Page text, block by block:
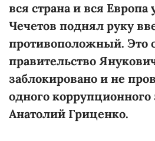
вся страна и вся Европа
Чечетов поднял руку
противоположный. Это
правительство
заблокировано и не
одного коррупционного
Анатолий Гриценко.